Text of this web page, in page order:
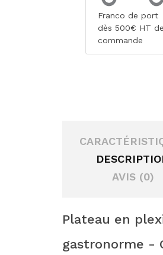
Franco de port
dès 500€ HT de
commande
AVIS (0)
Plateau en
gastronorme -